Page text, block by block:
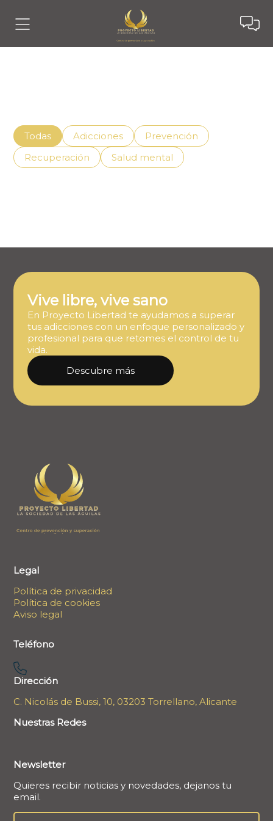
Todas Adicciones
Prevención
Recuperación
Salud mental
Vive libre, vive sano
En Proyecto Libertad te ayudamos a superar
tus adicciones con un enfoque personalizado y
profesional para que retomes el control de tu
vida.
Descubre más
Legal
Política de privacidad
Política de cookies
Aviso legal
Teléfono
Dirección
C. Nicolás de Bussi, 10, 03203 Torrellano, Alicante
Nuestras Redes
Newsletter
Quieres recibir noticias y novedades, dejanos tu
email.